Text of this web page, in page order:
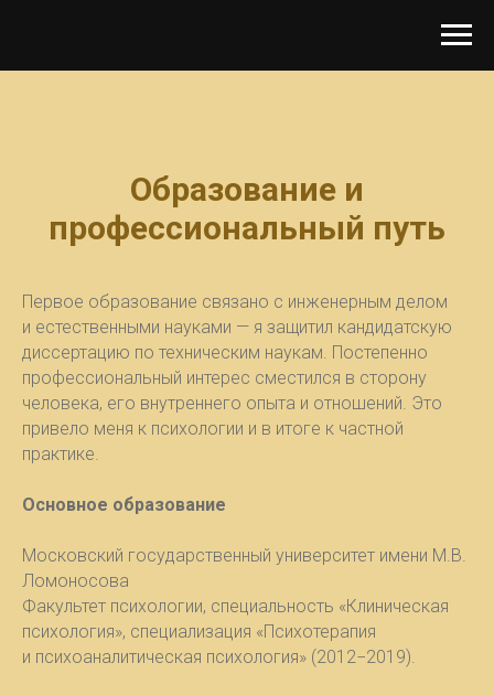
Образование и
профессиональный путь
Первое образование связано с инженерным делом
и естественными науками — я защитил кандидатскую
диссертацию по техническим наукам. Постепенно
профессиональный интерес сместился в сторону
человека, его внутреннего опыта и отношений. Это
привело меня к психологии и в итоге к частной
практике.
Основное образование
Московский государственный университет имени М.В.
Ломоносова
Факультет психологии, специальность «Клиническая
психология», специализация «Психотерапия
и психоаналитическая психология» (2012−2019).